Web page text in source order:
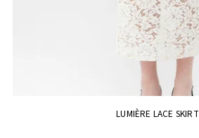
LUMIÈRE LACE SKIRT